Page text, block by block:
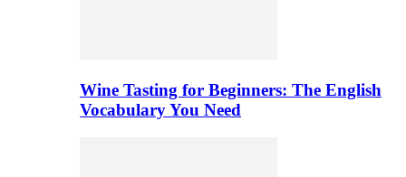
Wine Tasting for Beginners: The English
Vocabulary You Need